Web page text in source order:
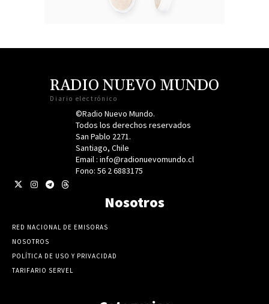
RADIO NUEVO MUNDO
Diario electrónico
©Radio Nuevo Mundo.
Todos los derechos reservados
San Pablo 2271.
Santiago, Chile
Email : info@radionuevomundo.cl
Fono: 56 2 6883175
Nosotros
RED NACIONAL DE EMISORAS
NOSOTROS
POLÍTICA DE USO Y PRIVACIDAD
TARIFARIO SERVEL